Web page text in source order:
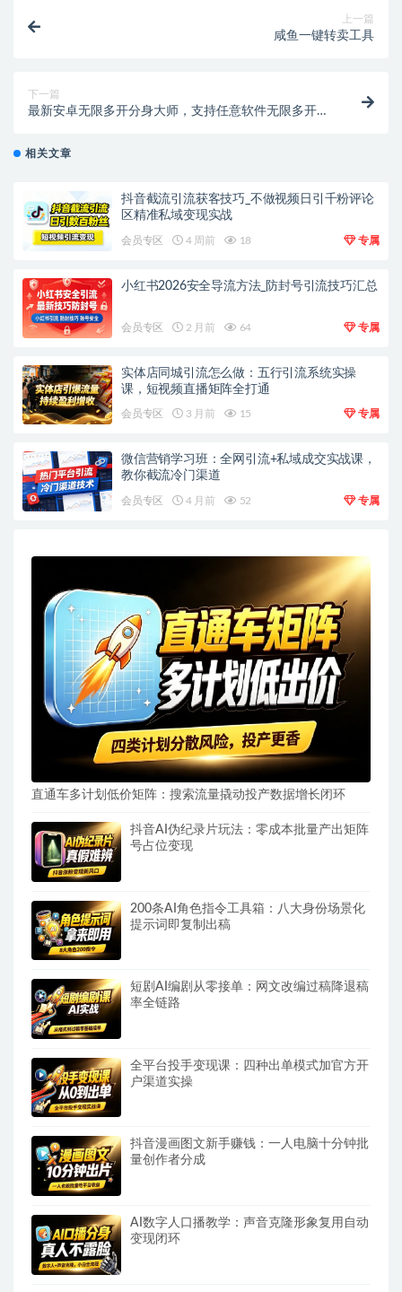
上一篇
咸鱼一键转卖工具
下一篇
最新安卓无限多开分身大师，支持任意软件无限多开
相关文章
抖音截流引流获客技巧_不做视频日引千粉评论
区精准私域变现实战
会员专区 4 周前 18 专属
小红书2026安全导流方法_防封号引流技巧汇总
会员专区 2 月前 64 专属
实体店同城引流怎么做：五行引流系统实操
课，短视频直播矩阵全打通
会员专区 3 月前 15 专属
微信营销学习班：全网引流+私域成交实战课，
教你截流冷门渠道
会员专区 4 月前 52 专属
直通车多计划低价矩阵：搜索流量撬动投产数据增长闭环
抖音AI伪纪录片玩法：零成本批量产出矩阵
号占位变现
200条AI角色指令工具箱：八大身份场景化
提示词即复制出稿
短剧AI编剧从零接单：网文改编过稿降退稿
率全链路
全平台投手变现课：四种出单模式加官方开
户渠道实操
抖音漫画图文新手赚钱：一人电脑十分钟批
量创作者分成
AI数字人口播教学：声音克隆形象复用自动
变现闭环